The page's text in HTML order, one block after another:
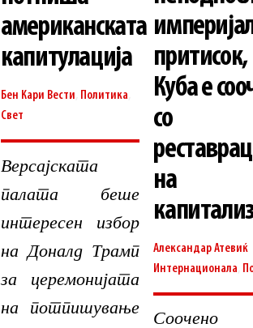
американската
капитулација
Бен Кари Вести Политика
Свет
Версајската
палата беше
интересен избор
на Доналд Трамп
за церемонијата
на потпишување
притисок,
Куба е
со
на
Александар Атевиќ
Интернационала